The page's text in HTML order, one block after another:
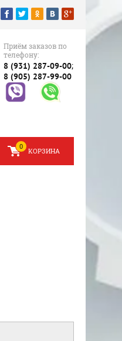
Приём заказов по
телефону:
8 (931) 287-09-00;
8 (905) 287-99-00
КОРЗИНА
0